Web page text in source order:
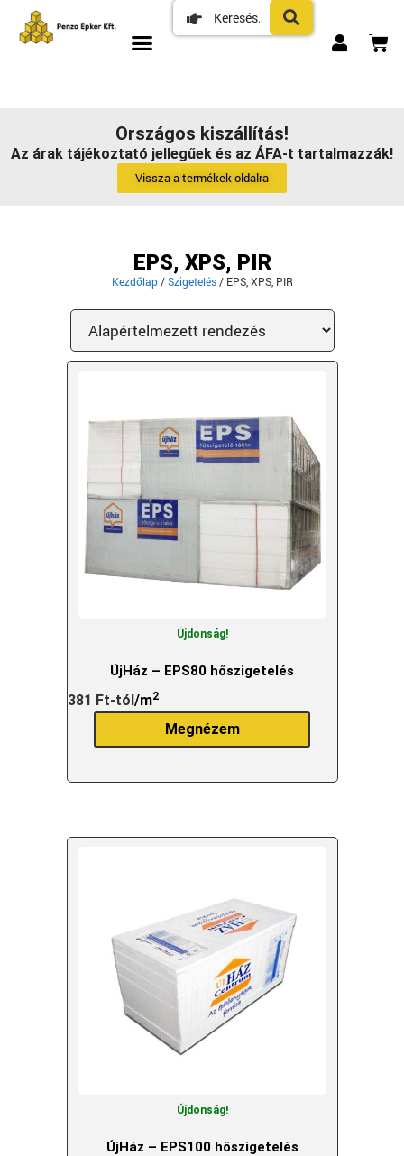
Országos kiszállítás!
Az árak tájékoztató jellegűek és az ÁFA-t tartalmazzák!
Vissza a termékek oldalra
EPS, XPS, PIR
Kezdőlap/Szigetelés/ EPS, XPS, PIR
Újdonság!
ÚjHáz – EPS80 hőszigetelés
381 Ft-tól/m2
Megnézem
Újdonság!
ÚjHáz – EPS100 hőszigetelés